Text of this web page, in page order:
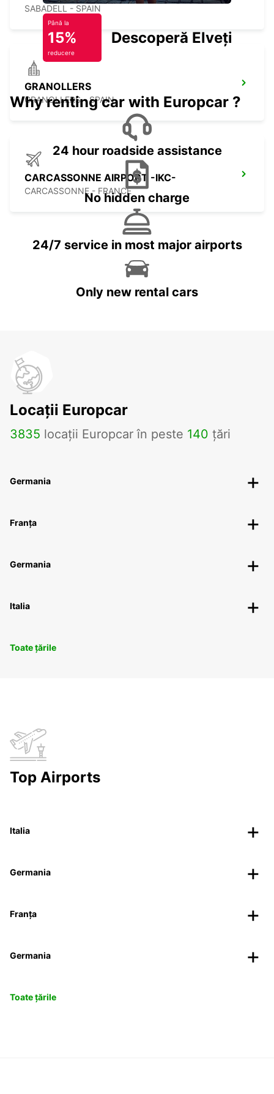
SABADELL - SPAIN
GRANOLLERS
GRANOLLERS - SPAIN
CARCASSONNE AIRPORT -IKC-
CARCASSONNE - FRANCE
Până la
15%
reducere
Descoperă Elveția
Why renting car with Europcar ?
24 hour roadside assistance
No hidden charge
24/7 service in most major airports
Only new rental cars
Locații Europcar
3835 locații Europcar în peste 140 țări
Germania
Franța
Germania
Italia
Toate țările
Top Airports
Italia
Germania
Franța
Germania
Toate țările